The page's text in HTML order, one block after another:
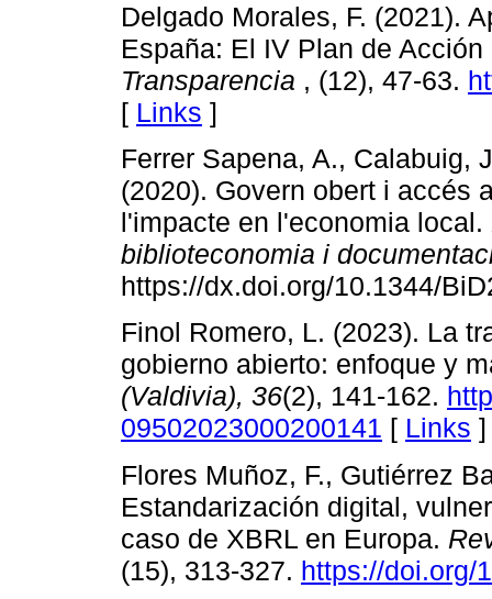
Delgado Morales, F. (2021).
España: El IV Plan de
Transparencia , (12), 47-63.
[ Links ]
Ferrer Sapena, A., Calabuig,
(2020). Govern obert i accés
l'impacte en l'economia local.
biblioteconomia i
https://dx.doi.org/10.1344/
Finol Romero, L. (2023). La
gobierno abierto: enfoque y
(Valdivia), 36(2), 141-162.
09502023000200141 [ Links ]
Flores Muñoz, F., Gutiérrez
Estandarización digital,
caso de XBRL en Europa.
(15), 313-327. https://doi.org/